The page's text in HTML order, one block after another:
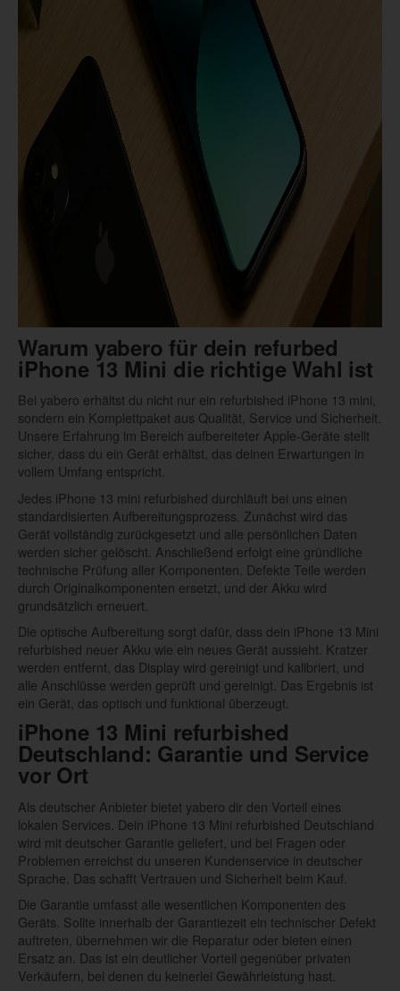
Warum yabero für dein refurbed
iPhone 13 Mini die richtige Wahl ist
Bei yabero erhältst du nicht nur ein refurbished iPhone 13 mini,
sondern ein Komplettpaket aus Qualität, Service und Sicherheit.
Unsere Erfahrung im Bereich aufbereiteter Apple-Geräte stellt
sicher, dass du ein Gerät erhältst, das deinen Erwartungen in
vollem Umfang entspricht.
Jedes iPhone 13 mini refurbished durchläuft bei uns einen
standardisierten Aufbereitungsprozess. Zunächst wird das
Gerät vollständig zurückgesetzt und alle persönlichen Daten
werden sicher gelöscht. Anschließend erfolgt eine gründliche
technische Prüfung aller Komponenten. Defekte Teile werden
durch Originalkomponenten ersetzt, und der Akku wird
grundsätzlich erneuert.
Die optische Aufbereitung sorgt dafür, dass dein iPhone 13 Mini
refurbished neuer Akku wie ein neues Gerät aussieht. Kratzer
werden entfernt, das Display wird gereinigt und kalibriert, und
alle Anschlüsse werden geprüft und gereinigt. Das Ergebnis ist
ein Gerät, das optisch und funktional überzeugt.
iPhone 13 Mini refurbished
Deutschland: Garantie und Service
vor Ort
Als deutscher Anbieter bietet yabero dir den Vorteil eines
lokalen Services. Dein iPhone 13 Mini refurbished Deutschland
wird mit deutscher Garantie geliefert, und bei Fragen oder
Problemen erreichst du unseren Kundenservice in deutscher
Sprache. Das schafft Vertrauen und Sicherheit beim Kauf.
Die Garantie umfasst alle wesentlichen Komponenten des
Geräts. Sollte innerhalb der Garantiezeit ein technischer Defekt
auftreten, übernehmen wir die Reparatur oder bieten einen
Ersatz an. Das ist ein deutlicher Vorteil gegenüber privaten
Verkäufern, bei denen du keinerlei Gewährleistung hast.